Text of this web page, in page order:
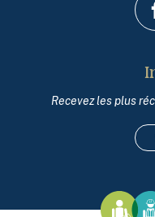
Recevez les plus